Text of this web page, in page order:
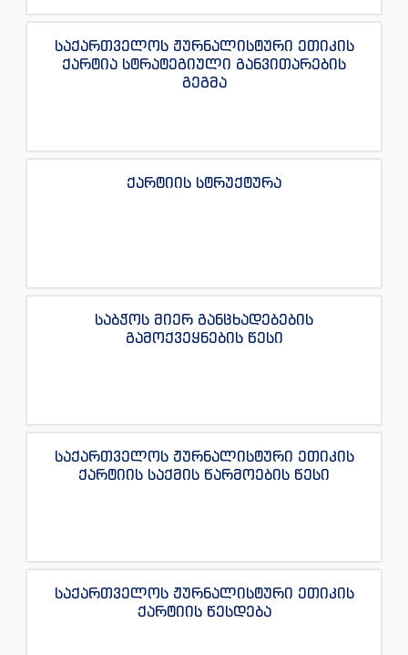
საქართველოს ჟურნალისტური ეთიკის
ქარტია სტრატეგიული განვითარების
გეგმა
ქარტიის სტრუქტურა
საბჭოს მიერ განცხადებების
გამოქვეყნების წესი
საქართველოს ჟურნალისტური ეთიკის
ქარტიის საქმის წარმოების წესი
საქართველოს ჟურნალისტური ეთიკის
ქარტიის წესდება